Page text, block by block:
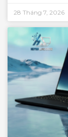
28 Tháng 7, 2026